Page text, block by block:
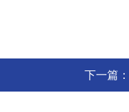
下一篇：